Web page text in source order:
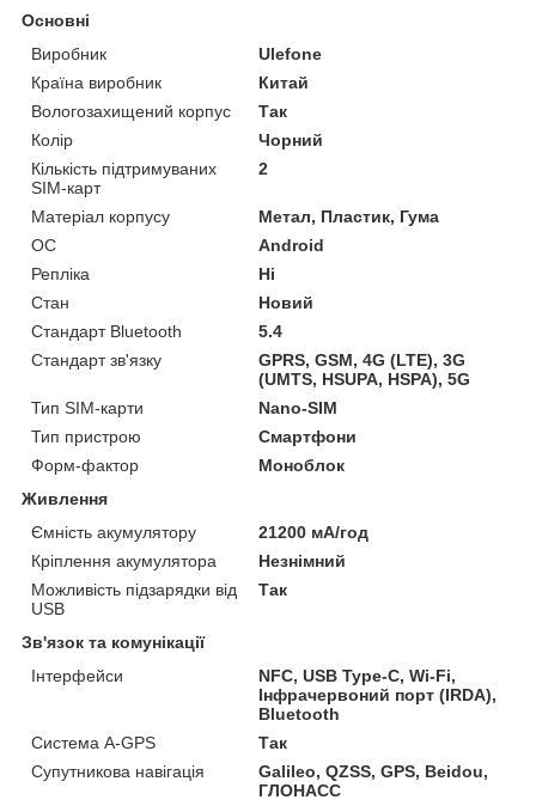
Основні
Виробник
Ulefone
Країна виробник
Китай
Вологозахищений корпус
Так
Колір
Чорний
Кількість підтримуваних
SIM-карт
2
Матеріал корпусу
Метал, Пластик, Гума
ОС
Android
Репліка
Ні
Стан
Новий
Стандарт Bluetooth
5.4
Стандарт зв'язку
GPRS, GSM, 4G (LTE), 3G
(UMTS, HSUPA, HSPA), 5G
Тип SIM-карти
Nano-SIM
Тип пристрою
Смартфони
Форм-фактор
Моноблок
Живлення
Ємність акумулятору
21200 мА/год
Кріплення акумулятора
Незнімний
Можливість підзарядки від
USB
Так
Зв'язок та комунікації
Інтерфейси
NFC, USB Type-C, Wi-Fi,
Інфрачервоний порт (IRDA),
Bluetooth
Система A-GPS
Так
Супутникова навігація
Galileo, QZSS, GPS, Beidou,
ГЛОНАСС